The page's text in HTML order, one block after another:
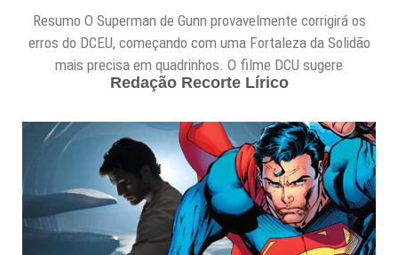
Resumo O Superman de Gunn provavelmente corrigirá os
erros do DCEU, começando com uma Fortaleza da Solidão
mais precisa em quadrinhos. O filme DCU sugere
Redação Recorte Lírico